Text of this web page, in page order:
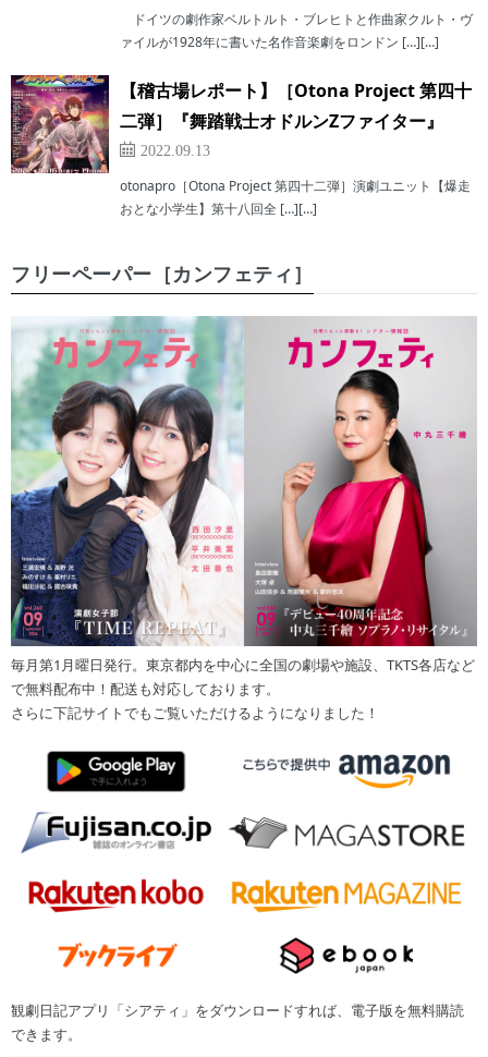
ドイツの劇作家ベルトルト・ブレヒトと作曲家クルト・ヴ
ァイルが1928年に書いた名作音楽劇をロンドン […][…]
【稽古場レポート】［Otona Project 第四十
二弾］『舞踏戦士オドルンZファイター』
2022.09.13
otonapro［Otona Project 第四十二弾］演劇ユニット【爆走
おとな小学生】第十八回全 […][…]
フリーペーパー［カンフェティ］
毎月第1月曜日発行。東京都内を中心に全国の劇場や施設、TKTS各店など
で無料配布中！配送も対応しております。
さらに下記サイトでもご覧いただけるようになりました！
観劇日記アプリ「シアティ」をダウンロードすれば、電子版を無料購読
できます。